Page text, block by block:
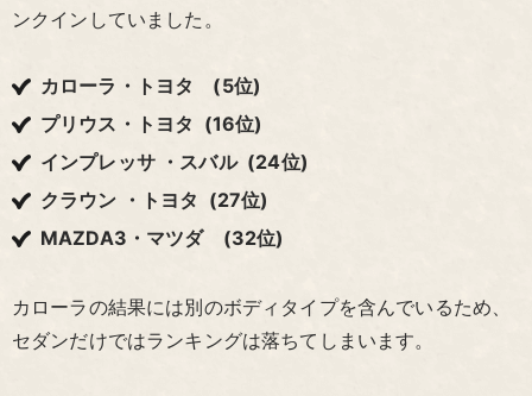
ンクインしていました。
カローラ・トヨタ (5位)
プリウス・トヨタ (16位)
インプレッサ ・スバル (24位)
クラウン ・トヨタ (27位)
MAZDA3・マツダ (32位)
カローラの結果には別のボディタイプを含んでいるため、
セダンだけではランキングは落ちてしまいます。